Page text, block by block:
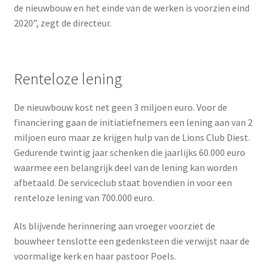
de nieuwbouw en het einde van de werken is voorzien eind
2020”, zegt de directeur.
Renteloze lening
De nieuwbouw kost net geen 3 miljoen euro. Voor de
financiering gaan de initiatiefnemers een lening aan van 2
miljoen euro maar ze krijgen hulp van de Lions Club Diest.
Gedurende twintig jaar schenken die jaarlijks 60.000 euro
waarmee een belangrijk deel van de lening kan worden
afbetaald. De serviceclub staat bovendien in voor een
renteloze lening van 700.000 euro.
Als blijvende herinnering aan vroeger voorziet de
bouwheer tenslotte een gedenksteen die verwijst naar de
voormalige kerk en haar pastoor Poels.